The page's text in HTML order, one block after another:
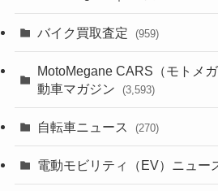
(44)
(637)
(118) (251)
(306)
(6,953)
バイク買取査定 (959)
MotoMegane CARS（モトメ
動車マガジン
(3,593)
(184)
自転車ニュース (270)
(54)
電動モビリティ（EV）ニュー